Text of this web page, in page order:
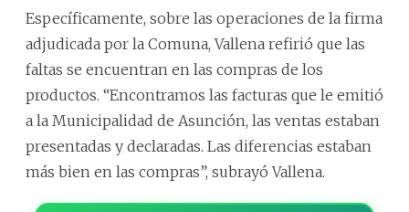
Específicamente, sobre las operaciones de la firma
adjudicada por la Comuna, Vallena refirió que las
faltas se encuentran en las compras de los
productos. “Encontramos las facturas que le emitió
a la Municipalidad de Asunción, las ventas estaban
presentadas y declaradas. Las diferencias estaban
más bien en las compras”, subrayó Vallena.